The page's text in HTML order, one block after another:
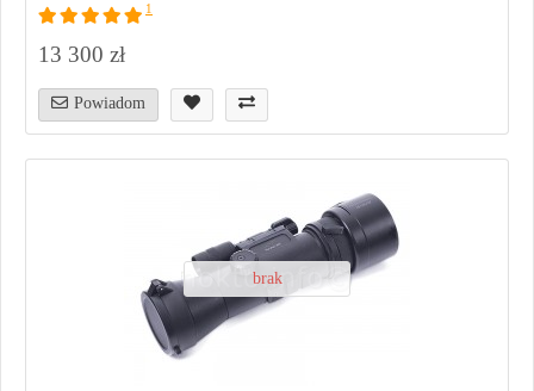
1
13 300 zł
Powiadom
brak